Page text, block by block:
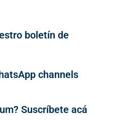
boletín de
channels
Suscríbete acá